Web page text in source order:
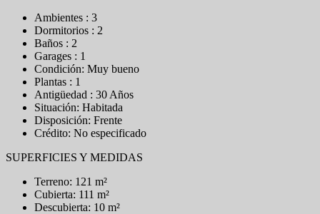
Ambientes : 3
Dormitorios : 2
Baños : 2
Garages : 1
Condición: Muy bueno
Plantas : 1
Antigüedad : 30 Años
Situación: Habitada
Disposición: Frente
Crédito: No especificado
SUPERFICIES Y MEDIDAS
Terreno: 121 m²
Cubierta: 111 m²
Descubierta: 10 m²